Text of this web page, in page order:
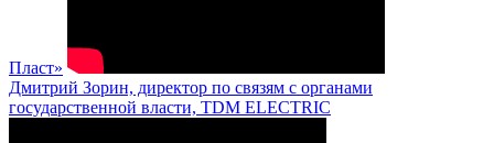
Пласт»
Дмитрий Зорин, директор по связям с органами
государственной власти, TDM ELECTRIC